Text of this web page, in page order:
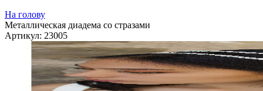
На голову
Металлическая диадема со стразами
Артикул: 23005